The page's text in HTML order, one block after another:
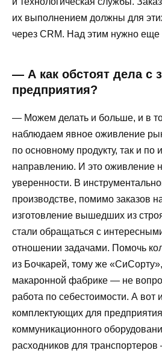
их выполнением должны для
через CRM. Над этим нужно еще
— А как обстоят дела с
предприятия?
— Можем делать и больше, и в
наблюдаем явное оживление
по основному продукту, так и по
направлению. И это оживление
уверенности. В
производстве, помимо заказов
изготовление вышедших из
стали обращаться с
отношении задачами. Помочь
из Бочкарей, тому же
макаронной фабрике — не
работа по себестоимости. А вот
комплектующих для
коммуникационного
расходников для